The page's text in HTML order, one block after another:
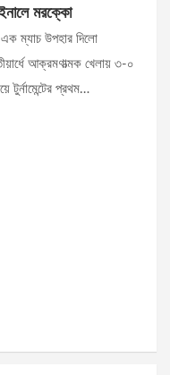
মরক্কো
ম্যাচ উপহার দিলো
আক্রমণাত্মক খেলায় ৩-০
প্রথম…